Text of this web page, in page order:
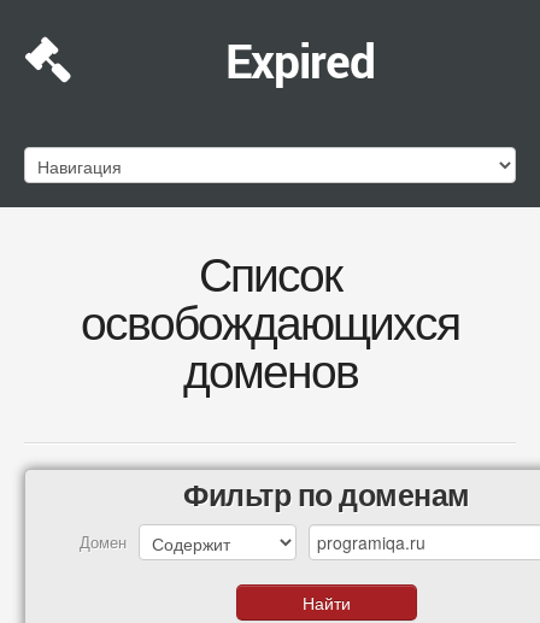
Expired
Список
освобождающихся
доменов
Фильтр по доменам
Домен